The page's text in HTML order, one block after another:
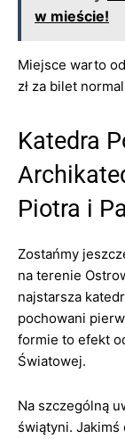
w mieście!
Miejsce warto
zł za bilet
Katedra
Piotra i
Zostańmy
na terenie
najstarsza
pochowani
formie to efekt
Światowej.
Na szczególną
świątyni. Jakimś